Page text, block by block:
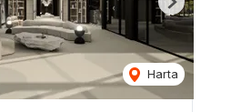
Harta
Next